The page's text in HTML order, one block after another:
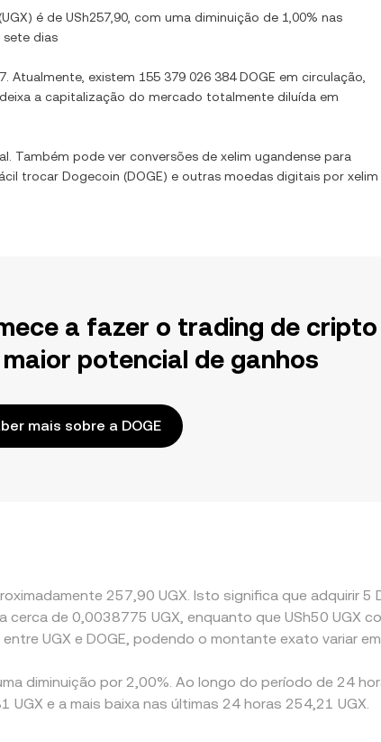
UGX) é de USh257,90 , com uma diminuição de 1,00% nas
dias
. Atualmente, existem 155 379 026 384 DOGE em circulação,
deixa a capitalização do mercado totalmente diluída em
Também pode ver conversões de xelim ugandense para
trocar Dogecoin (DOGE) e outras moedas digitais por xelim
a fazer o trading de
maior potencial de ganhos
mais sobre a DOGE
257,90 UGX. Isto significa que adquirir 5
cerca de 0,0038775 UGX, enquanto que USh50 UGX
UGX e DOGE, podendo o montante exato variar
diminuição por 2,00%. Ao longo do período de 24
UGX e a mais baixa nas últimas 24 horas 254,21 UGX.